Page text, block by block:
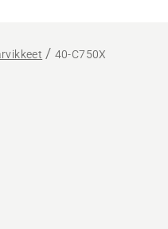
40-C750X